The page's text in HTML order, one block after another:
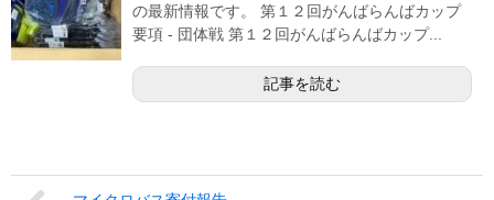
の最新情報です。 第１２回がんばらんばカップ
要項 - 団体戦 第１２回がんばらんばカップ...
記事を読む